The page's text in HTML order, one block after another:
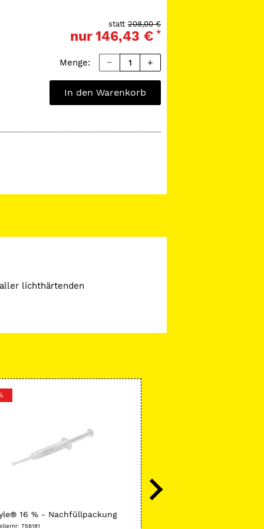
von 385‒515 nm.
208,00 €
statt
nur146,43 € *
Menge:
In den Warenkorb
lichthärtenden
16 % - Nachfüllpackung
756181